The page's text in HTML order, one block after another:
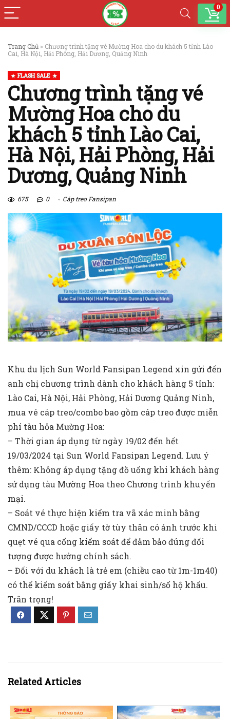
0
Trang Chủ » Chương trình tặng vé Mường Hoa cho du khách 5 tỉnh Lào
Cai, Hà Nội, Hải Phòng, Hải Dương, Quảng Ninh
FLASH SALE
Chương trình tặng vé
Mường Hoa cho du
khách 5 tỉnh Lào Cai,
Hà Nội, Hải Phòng, Hải
Dương, Quảng Ninh
675 0 Cáp treo Fansipan
Khu du lịch Sun World Fansipan Legend xin gửi đến
anh chị chương trình dành cho khách hàng 5 tỉnh:
Lào Cai, Hà Nội, Hải Phòng, Hải Dương Quảng Ninh,
mua vé cáp treo/combo bao gồm cáp treo được miễn
phí tàu hỏa Mường Hoa:
– Thời gian áp dụng từ ngày 19/02 đến hết
19/03/2024 tại Sun World Fansipan Legend. Lưu ý
thêm: Không áp dụng tặng đồ uống khi khách hàng
sử dụng tàu Mường Hoa theo Chương trình khuyến
mại.
– Soát vé thực hiện kiểm tra vã xác minh bằng
CMND/CCCD hoặc giấy tờ tùy thân có ảnh trước khi
quẹt vé qua cổng kiểm soát để đảm bảo đúng đối
tượng được hưởng chính sách.
– Đối với du khách là trẻ em (chiều cao từ 1m-1m40)
có thể kiểm soát bằng giấy khai sinh/sổ hộ khẩu.
Trân trọng!
Related Articles